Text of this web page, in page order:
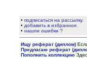
•подписаться на рассылку.
• добавить в избранное.
•нашли ошибки ?
Ищу реферат (диплом)
Предлагаю реферат
Пополнить коллекцию